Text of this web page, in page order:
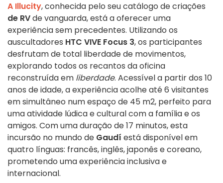
A Illucity, conhecida pelo seu catálogo de criações
de RVde vanguarda, está a oferecer uma
experiência sem precedentes. Utilizando os
auscultadores HTC VIVE Focus 3, os participantes
desfrutam de total liberdade de movimentos,
explorando todos os recantos da oficina
reconstruída em liberdade. Acessível a partir dos 10
anos de idade, a experiência acolhe até 6 visitantes
em simultâneo num espaço de 45 m2, perfeito para
uma atividade lúdica e cultural com a família e os
amigos. Com uma duração de 17 minutos, esta
incursão no mundo de Gaudí está disponível em
quatro línguas: francês, inglês, japonês e coreano,
prometendo uma experiência inclusiva e
internacional.